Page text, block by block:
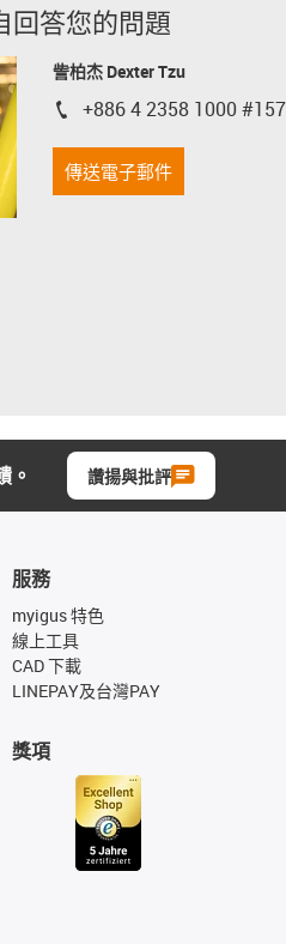
回答您的問題
訾柏杰 Dexter Tzu
igus-icon-phone
+886 4 2358 1000 #157
傳送電子郵件
。 讚揚與批評
服務
myigus 特色
線上工具
CAD 下載
LINEPAY及台灣PAY
獎項